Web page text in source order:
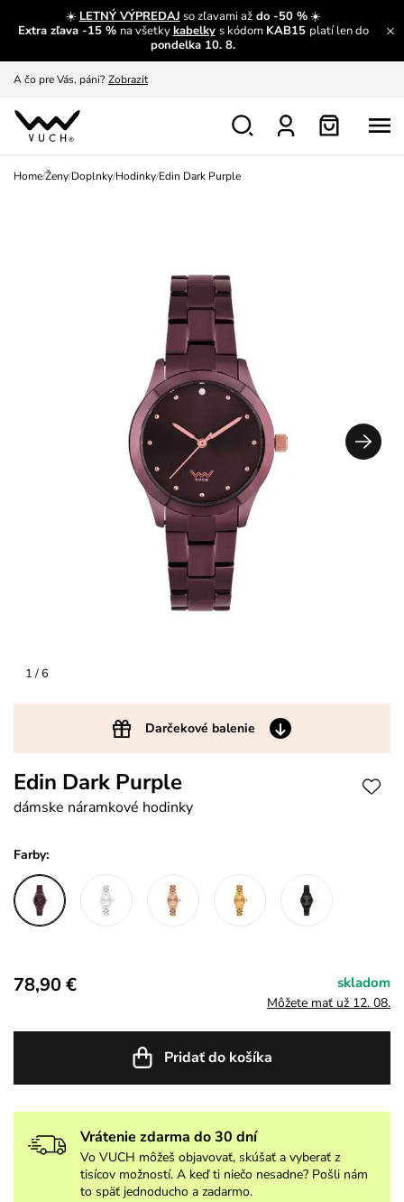
☀️ LETNÝ VÝPREDAJ so zľavami aždo -50 %☀️
Extra zľava -15 % na všetkykabelky s kódom KAB15 platí len do
pondelka 10. 8.
Prečítať viac
A čo pre Vás, páni? Zobrazit
S čím chybu neurobíš?
Nech sa inšpirovať Zobraziť
Home/Ženy/Doplnky/Hodinky/Edin Dark Purple
1/ 6
Darčekové balenie
Edin Dark Purple
dámske náramkové hodinky
Farby:
78,90 € skladom
Môžete mať už 12. 08.
Pridať do košíka
Vrátenie zdarma do 30 dní
Vo VUCH môžeš objavovať, skúšať a vyberať z
tisícov možností. A keď ti niečo nesadne? Pošli nám
to späť jednoducho a zadarmo.